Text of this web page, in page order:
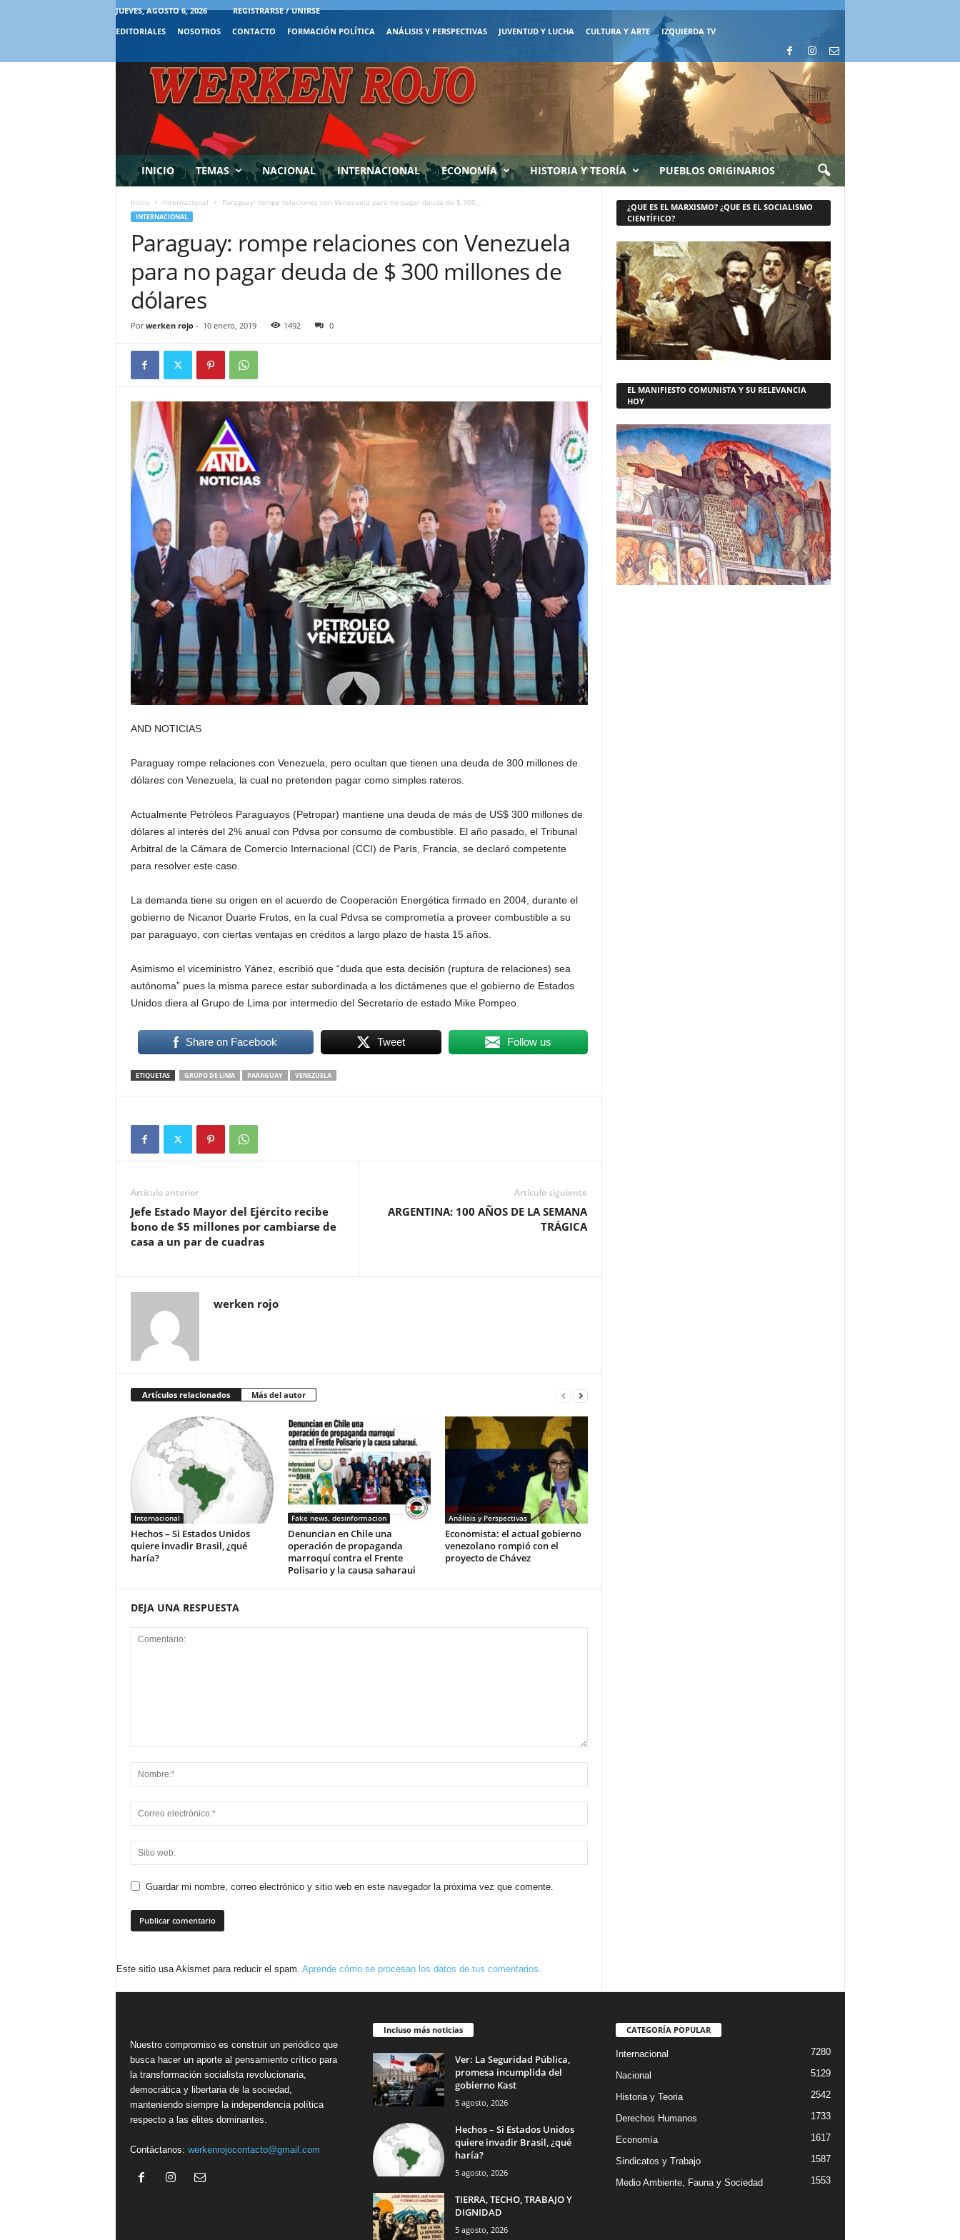
JUEVES, AGOSTO 6, 2026
REGISTRARSE / UNIRSE
EDITORIALES
NOSOTROS CONTACTO FORMACIÓN POLÍTICA ANÁLISIS Y PERSPECTIVAS JUVENTUD Y LUCHA CULTURA Y ARTE IZQUIERDA TV
INICIO TEMAS NACIONAL INTERNACIONAL ECONOMÍA HISTORIA Y TEORÍA PUEBLOS ORIGINARIOS
Inicio Internacional Paraguay: rompe relaciones con Venezuela para no pagar deuda de $ 300...
INTERNACIONAL
Paraguay: rompe relaciones con Venezuela
para no pagar deuda de $ 300 millones de
dólares
Por werken rojo- 10 enero, 2019 1492 0
AND NOTICIAS
Paraguay rompe relaciones con Venezuela, pero ocultan que tienen una deuda de 300 millones de
dólares con Venezuela, la cual no pretenden pagar como simples rateros.
Actualmente Petróleos Paraguayos (Petropar) mantiene una deuda de más de US$ 300 millones de
dólares al interés del 2% anual con Pdvsa por consumo de combustible. El año pasado, el Tribunal
Arbitral de la Cámara de Comercio Internacional (CCI) de París, Francia, se declaró competente
para resolver este caso.
La demanda tiene su origen en el acuerdo de Cooperación Energética firmado en 2004, durante el
gobierno de Nicanor Duarte Frutos, en la cual Pdvsa se comprometía a proveer combustible a su
par paraguayo, con ciertas ventajas en créditos a largo plazo de hasta 15 años.
Asimismo el viceministro Yánez, escribió que “duda que esta decisión (ruptura de relaciones) sea
autónoma” pues la misma parece estar subordinada a los dictámenes que el gobierno de Estados
Unidos diera al Grupo de Lima por intermedio del Secretario de estado Mike Pompeo.
Share on Facebook Tweet Follow us
ETIQUETAS GRUPO DE LIMA PARAGUAY VENEZUELA
Artículo anterior
Jefe Estado Mayor del Ejército recibe
bono de $5 millones por cambiarse de
casa a un par de cuadras
Artículo siguiente
ARGENTINA: 100 AÑOS DE LA SEMANA
TRÁGICA
werken rojo
Artículos relacionados Más del autor
Internacional
Hechos – Si Estados Unidos
quiere invadir Brasil, ¿qué
haría?
Fake news, desinformacion
Denuncian en Chile una
operación de propaganda
marroquí contra el Frente
Polisario y la causa saharaui
Análisis y Perspectivas
Economista: el actual gobierno
venezolano rompió con el
proyecto de Chávez
DEJA UNA RESPUESTA
Guardar mi nombre, correo electrónico y sitio web en este navegador la próxima vez que comente.
Este sitio usa Akismet para reducir el spam. Aprende cómo se procesan los datos de tus comentarios.
¿QUE ES EL MARXISMO? ¿QUE ES EL SOCIALISMO
CIENTÍFICO?
EL MANIFIESTO COMUNISTA Y SU RELEVANCIA
HOY
Nuestro compromiso es construir un periódico que
busca hacer un aporte al pensamiento crítico para
la transformación socialista revolucionaria,
democrática y libertaria de la sociedad,
manteniendo siempre la independencia política
respecto a las élites dominantes.
Contáctanos: werkenrojocontacto@gmail.com
Incluso más noticias
Ver: La Seguridad Pública,
promesa incumplida del
gobierno Kast
5 agosto, 2026
Hechos – Si Estados Unidos
quiere invadir Brasil, ¿qué
haría?
5 agosto, 2026
TIERRA, TECHO, TRABAJO Y
DIGNIDAD
5 agosto, 2026
CATEGORÍA POPULAR
Internacional 7280
Nacional 5129
Historia y Teoria 2542
Derechos Humanos 1733
Economía 1617
Sindicatos y Trabajo 1587
Medio Ambiente, Fauna y Sociedad 1553